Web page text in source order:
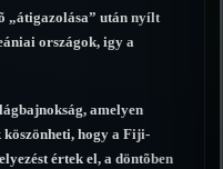
„átigazolása” után nyílt
országok, igy a
amelyen
köszönheti, hogy a Fiji-
értek el, a döntõben